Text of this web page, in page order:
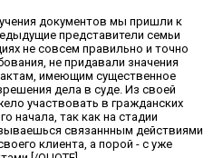
документов мы пришли к
представители семьи
не совсем правильно и точно
не придавали значения
имеющим существенное
дела в суде. Из своей
участвовать в гражданских
начала, так как на стадии
связаннным действиями
клиента, а порой - с уже